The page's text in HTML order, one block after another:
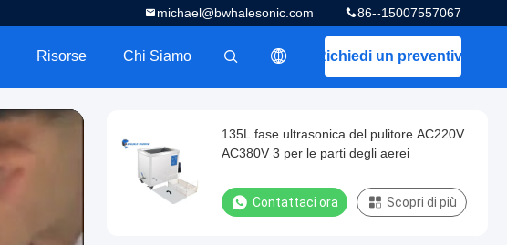
86--15007557067
michael@bwhalesonic.com
Richiedi un preventivo
Risorse Chi Siamo
135L fase ultrasonica del pulitore AC220V
AC380V 3 per le parti degli aerei
Contattaci ora Scopri di più